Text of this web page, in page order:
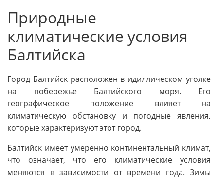
Природные
климатические условия
Балтийска
Город Балтийск расположен в идиллическом уголке
на побережье Балтийского моря. Его
географическое положение влияет на
климатическую обстановку и погодные явления,
которые характеризуют этот город.
Балтийск имеет умеренно континентальный климат,
что означает, что его климатические условия
меняются в зависимости от времени года. Зимы